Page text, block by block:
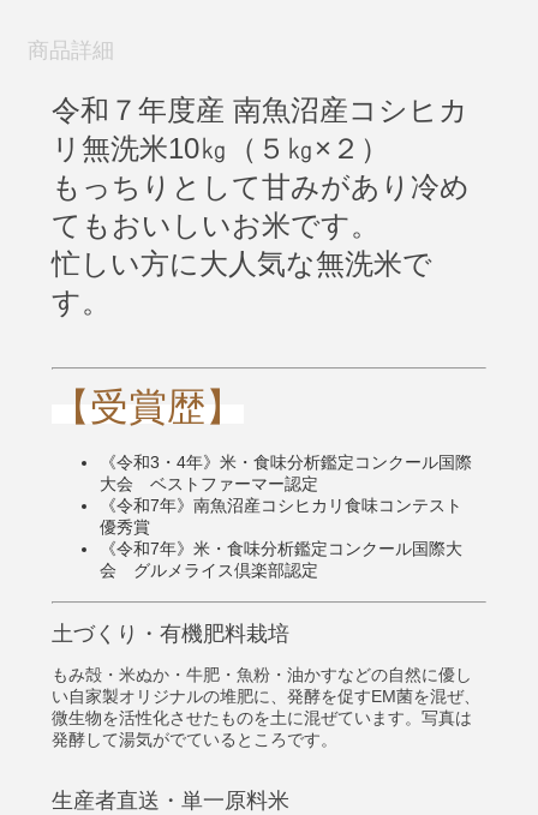
商品詳細
令和７年度産 南魚沼産コシヒカ
リ無洗米10㎏（５㎏×２）
もっちりとして甘みがあり冷め
てもおいしいお米です。
忙しい方に大人気な無洗米で
す。
【受賞歴】
《令和3・4年》米・食味分析鑑定コンクール国際
大会 ベストファーマー認定
《令和7年》南魚沼産コシヒカリ食味コンテスト
優秀賞
《令和7年》米・食味分析鑑定コンクール国際大
会 グルメライス倶楽部認定
土づくり・有機肥料栽培
もみ殻・米ぬか・牛肥・魚粉・油かすなどの自然に優し
い自家製オリジナルの堆肥に、発酵を促すEM菌を混ぜ、
微生物を活性化させたものを土に混ぜています。写真は
発酵して湯気がでているところです。
生産者直送・単一原料米